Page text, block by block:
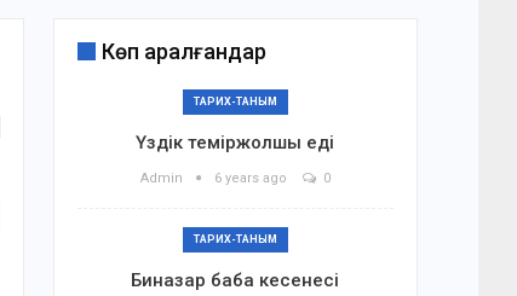
Көп қаралғандар
ТАРИХ-ТАНЫМ
Үздік теміржолшы еді
Admin 6 years ago 0
ТАРИХ-ТАНЫМ
Биназар баба кесенесі